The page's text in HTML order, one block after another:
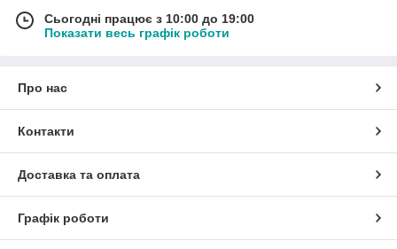
Сьогодні працює з 10:00 до 19:00
Показати весь графік роботи
Про нас
Контакти
Доставка та оплата
Графік роботи